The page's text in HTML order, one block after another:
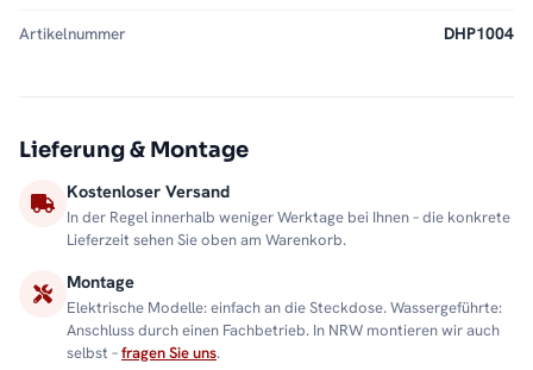
Artikelnummer DHP1004
Lieferung & Montage
Kostenloser Versand
In der Regel innerhalb weniger Werktage bei Ihnen – die konkrete
Lieferzeit sehen Sie oben am Warenkorb.
Montage
Elektrische Modelle: einfach an die Steckdose. Wassergeführte:
Anschluss durch einen Fachbetrieb. In NRW montieren wir auch
selbst –fragen Sie uns.